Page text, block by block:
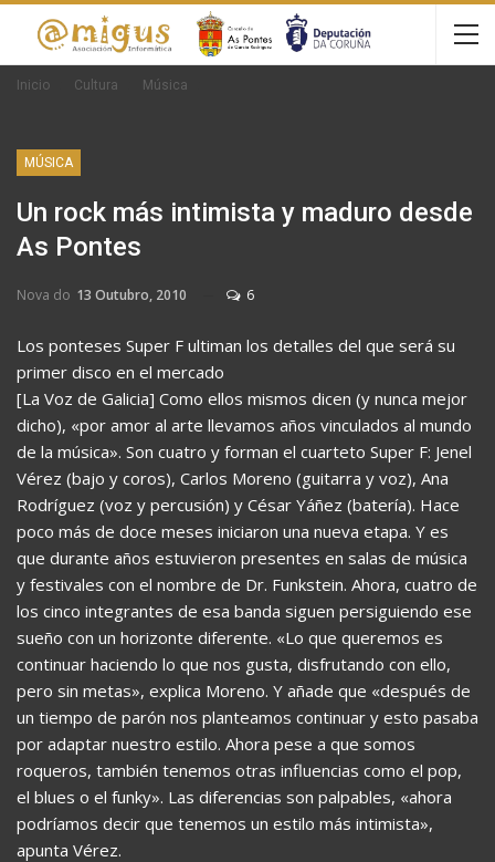
Inicio Cultura Música
MÚSICA
Un rock más intimista y maduro desde
As Pontes
Nova do 13 Outubro, 2010 6
Los ponteses Super F ultiman los detalles del que será su
primer disco en el mercado
[La Voz de Galicia] Como ellos mismos dicen (y nunca mejor
dicho), «por amor al arte llevamos años vinculados al mundo
de la música». Son cuatro y forman el cuarteto Super F: Jenel
Vérez (bajo y coros), Carlos Moreno (guitarra y voz), Ana
Rodríguez (voz y percusión) y César Yáñez (batería). Hace
poco más de doce meses iniciaron una nueva etapa. Y es
que durante años estuvieron presentes en salas de música
y festivales con el nombre de Dr. Funkstein. Ahora, cuatro de
los cinco integrantes de esa banda siguen persiguiendo ese
sueño con un horizonte diferente. «Lo que queremos es
continuar haciendo lo que nos gusta, disfrutando con ello,
pero sin metas», explica Moreno. Y añade que «después de
un tiempo de parón nos planteamos continuar y esto pasaba
por adaptar nuestro estilo. Ahora pese a que somos
roqueros, también tenemos otras influencias como el pop,
el blues o el funky». Las diferencias son palpables, «ahora
podríamos decir que tenemos un estilo más intimista»,
apunta Vérez.